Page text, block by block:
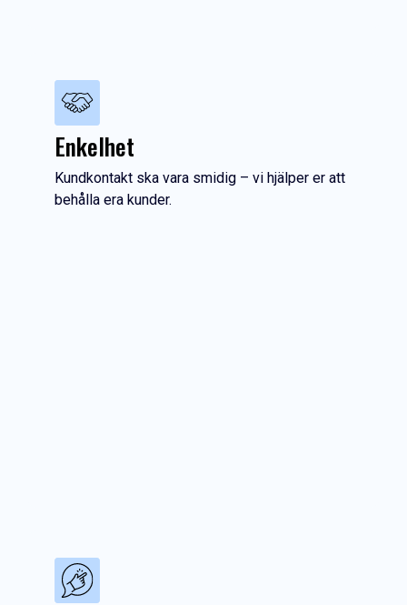
Enkelhet
Kundkontakt ska vara smidig – vi hjälper er att
behålla era kunder.